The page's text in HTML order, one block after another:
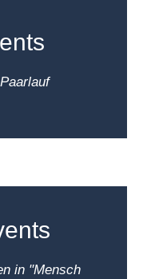
der ABC
in "Mensch